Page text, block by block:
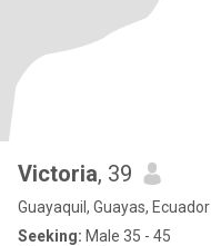
Victoria, 39
Guayaquil, Guayas, Ecuador
Seeking: Male 35 - 45